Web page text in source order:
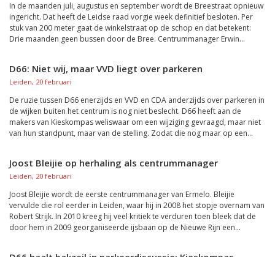
In de maanden juli, augustus en september wordt de Breestraat opnieuw
ingericht. Dat heeft de Leidse raad vorgie week definitief besloten. Per
stuk van 200 meter gaat de winkelstraat op de schop en dat betekent:
Drie maanden geen bussen door de Bree. Centrummanager Erwin...
D66: Niet wij, maar VVD liegt over parkeren
Leiden, 20 februari
De ruzie tussen D66 enerzijds en VVD en CDA anderzijds over parkeren in
de wijken buiten het centrum is nog niet beslecht. D66 heeft aan de
makers van Kieskompas weliswaar om een wijziging gevraagd, maar niet
van hun standpunt, maar van de stelling. Zodat die nog maar op een...
Joost Bleijie op herhaling als centrummanager
Leiden, 20 februari
Joost Bleijie wordt de eerste centrummanager van Ermelo. Bleijie
vervulde die rol eerder in Leiden, waar hij in 2008 het stopje overnam van
Robert Strijk. In 2010 kreeg hij veel kritiek te verduren toen bleek dat de
door hem in 2009 georganiseerde ijsbaan op de Nieuwe Rijn een...